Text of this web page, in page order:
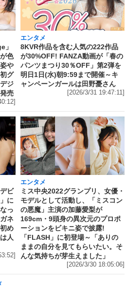
」
色
や
グ
ジ
売
エンタメ
8KVR作品を含む人気の222作品
が30%OFF! FANZA動画が「春の
パンツまつり30％OFF」第2弾を
明日1日(水)朝9:59まで開催～キ
ャンペーンガールは田野憂さん
[2026/3/31 19:47:11]
ビ
に
っ
ネ
め
人
エンタメ
ミス中央2022グランプリ、女優・
モデルとして活動し、「ミスコン
の悪魔」主演の加藤愛梨が
169cm・9頭身の異次元のプロポ
ーションをビキニ姿で披露!
「FLASH」に初登場～「ありの
ままの自分を見てもらいたい。そ
んな気持ちが芽生えました」
[2026/3/30 18:05:06]